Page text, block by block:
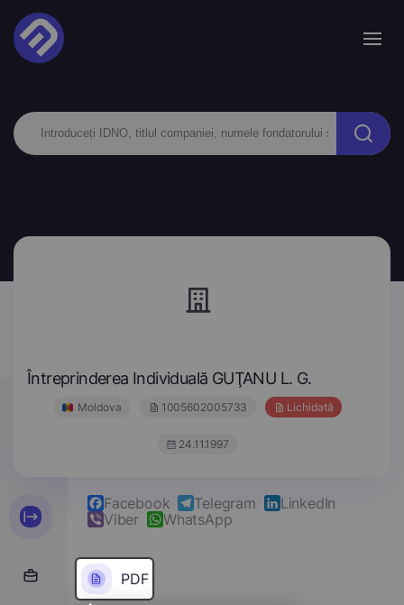
Întreprinderea Individuală GUŢANU L. G.
Moldova 1005602005733 Lichidată
24.11.1997
Facebook Telegram
LinkedIn
Viber
WhatsApp
PDF